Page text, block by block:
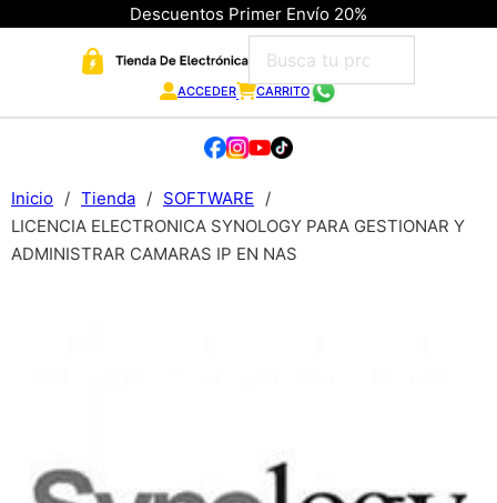
Descuentos Primer Envío 20%
ACCEDER CARRITO
Inicio / Tienda / SOFTWARE
/
LICENCIA ELECTRONICA SYNOLOGY PARA GESTIONAR Y
ADMINISTRAR CAMARAS IP EN NAS